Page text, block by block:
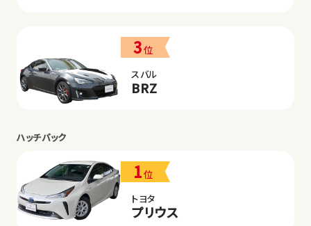
3位
スバル
BRZ
ハッチバック
1位
トヨタ
プリウス